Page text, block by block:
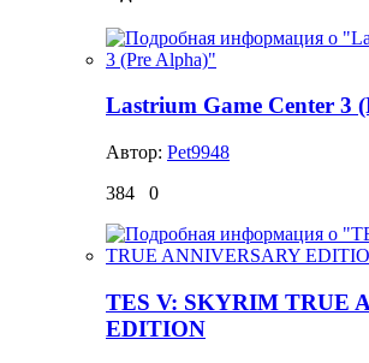
Lastrium Game Center 3
Автор: Pet9948
384
0
TES V: SKYRIM TRUE
EDITION